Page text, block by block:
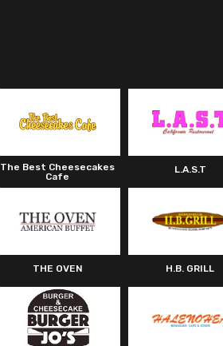
The Best Cheesecakes
Cafe
L.A.S.T
THE OVEN H.B. GRILL